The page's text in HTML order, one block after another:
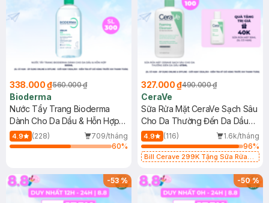
338.000 ₫560.000 ₫
Bioderma
Nước Tẩy Trang Bioderma
Dành Cho Da Dầu & Hỗn Hợp
500ml
4.9 (228)
709/tháng
60%
327.000 ₫490.000 ₫
CeraVe
Sữa Rửa Mặt CeraVe Sạch Sâu
Cho Da Thường Đến Da Dầu
473ml
4.9 (116)
1.6k/tháng
96%
Bill Cerave 299K Tặng Sữa Rửa
-53% -50%